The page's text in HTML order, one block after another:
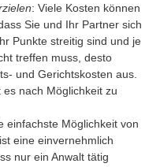
: Viele Kosten können
Sie und Ihr Partner sich
Punkte streitig sind und je
treffen muss, desto
und Gerichtskosten aus.
nach Möglichkeit zu
einfachste Möglichkeit von
eine einvernehmlich
nur ein Anwalt tätig